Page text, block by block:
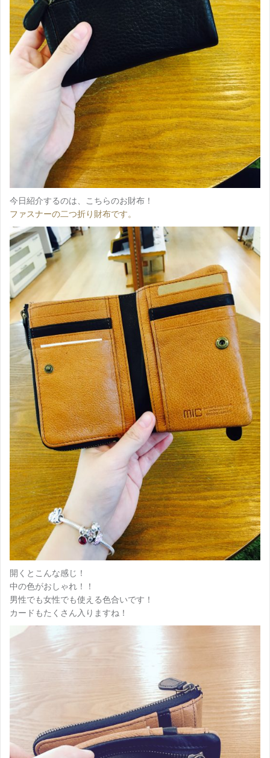
今日紹介するのは、こちらのお財布！
ファスナーの二つ折り財布です。
開くとこんな感じ！
中の色がおしゃれ！！
男性でも女性でも使える色合いです！
カードもたくさん入りますね！